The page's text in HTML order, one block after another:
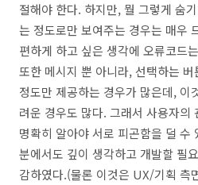
절해야 한다. 하지만, 뭘 그렇게 숨
는 정도로만 보여주는 경우는 매우
편하게 하고 싶은 생각에 오류코드
또한 메시지 뿐 아니라, 선택하는
정도만 제공하는 경우가 많은데, 이
려운 경우도 많다. 그래서 사용자의
명확히 알아야 서로 피곤함을 덜 수
분에서도 깊이 생각하고 개발할 필
감하였다.(물론 이것은 UX/기획 측